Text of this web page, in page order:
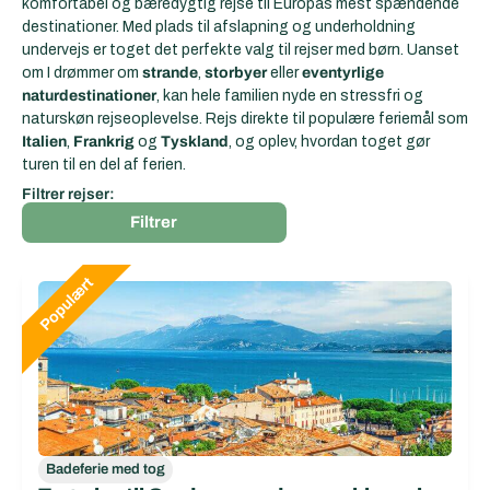
komfortabel og bæredygtig rejse til Europas mest spændende
destinationer. Med plads til afslapning og underholdning
undervejs er toget det perfekte valg til rejser med børn. Uanset
om I drømmer om strande, storbyerellereventyrlige
naturdestinationer, kan hele familien nyde en stressfri og
naturskøn rejseoplevelse. Rejs direkte til populære feriemål som
Italien, Frankrig og Tyskland , og oplev, hvordan toget gør
turen til en del af ferien.
Filtrer rejser:
Filtrer
Badeferie med tog